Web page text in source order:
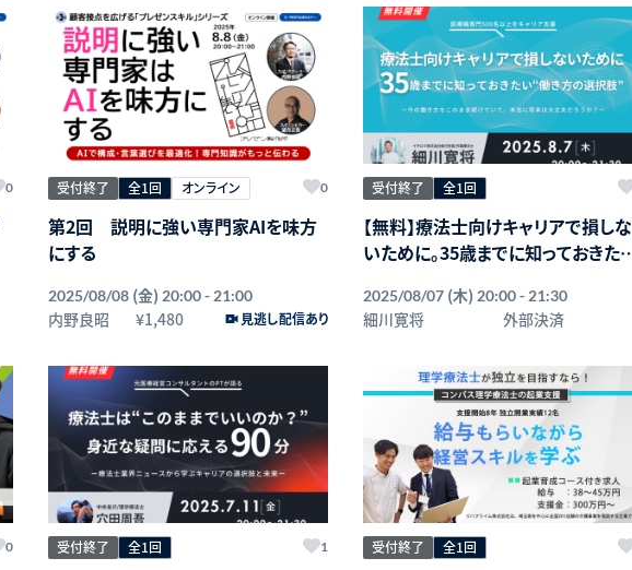
0 受付終了 全1回 オンライン 0
第2回 説明に強い専門家AIを味方
にする
2025/08/08 (金) 20:00 - 21:00
内野良昭 ¥1,480 見逃し配信あり
受付終了 全1回
【無料】療法士向けキャリアで損しな
いために。35歳までに知っておきた
2025/08/07 (木) 20:00 - 21:30
細川寛将 外部決済
0 受付終了 全1回 1 受付終了 全1回